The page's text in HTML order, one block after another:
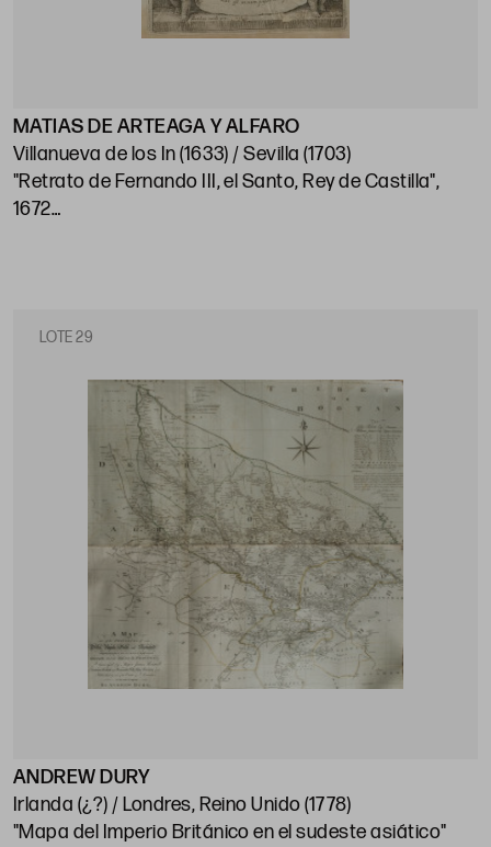
MATIAS DE ARTEAGA Y ALFARO
Villanueva de los In (1633) / Sevilla (1703)
"Retrato de Fernando III, el Santo, Rey de Castilla",
1672
LOTE 29
ANDREW DURY
Irlanda (¿?) / Londres, Reino Unido (1778)
"Mapa del Imperio Británico en el sudeste asiático"